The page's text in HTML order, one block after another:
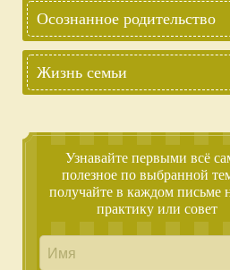
Осознанное родительство
Жизнь семьи
Узнавайте первыми всё
полезное по выбранной
получайте в каждом письме
практику или совет